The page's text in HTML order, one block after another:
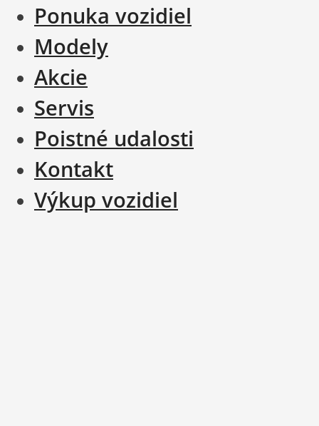
Ponuka vozidiel
Modely
Akcie
Servis
Poistné udalosti
Kontakt
Výkup vozidiel